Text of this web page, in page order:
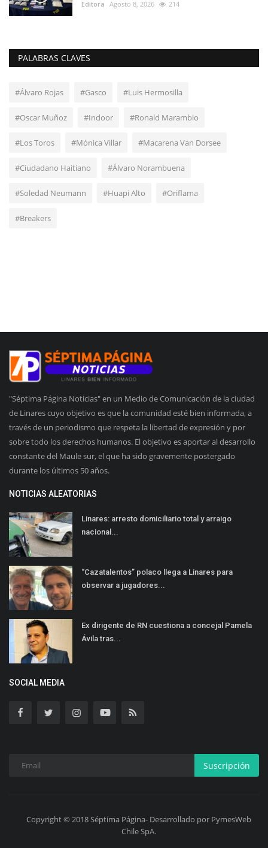
Editora Agosto 8, 2026 214
PALABRAS CLAVES
#Álvaro Rojas #Gasco #Luis Hermosilla
#Oscar Muñoz #Indoor #Ronald Marambio
#Los Toros #Mónica Villar #Macarena Van Dorsee
#Ciudadano Haitiano #Álvaro Norambuena
#Soledad Neumann #Huapi Alto #Oriflama
#Breakers
"Séptima Página Noticias" en un Medio de Comunicación de la ciudad
de Linares cuyo objetivo es que la comunidad esté bien informada, a
través de un periodismo que respeta la libertad de expresión y por
sobre todo los derechos humanos. El objetivo es aportar al desarrollo
constante del Maule sur, el que ha sido gravemente postergado
durante los últimos 50 años.
NOTICIAS ALEATORIAS
Linares: arresto domiciliario total y arraigo
nacional...
“Cazatalentos” polaco llega a Linares para
observar a jugadores...
Ex dirigente de RN cuestiona a concejal Pamela
Ávila tras...
SOCIAL MEDIA
Suscripción
Copyright © 2018 Séptima Página- Desarrollado por PymesWeb
Chile SpA.